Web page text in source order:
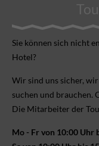
Sie können sich nicht
Hotel?
Wir sind uns sicher,
suchen und brauchen.
Die Mitarbeiter der
Mo - Fr von 10:00 Uhr